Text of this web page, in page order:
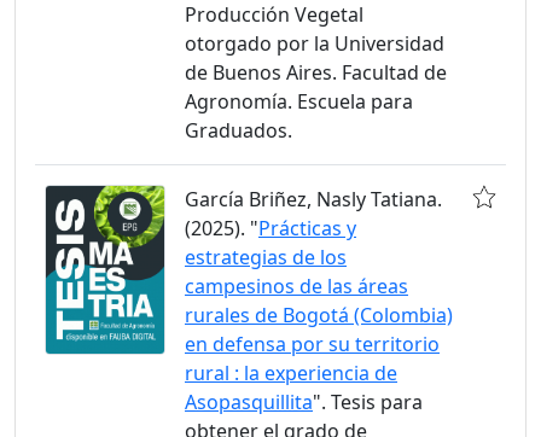
Producción Vegetal
otorgado por la Universidad
de Buenos Aires. Facultad de
Agronomía. Escuela para
Graduados.
García Briñez, Nasly Tatiana.
(2025). "Prácticas y
estrategias de los
campesinos de las áreas
rurales de Bogotá (Colombia)
en defensa por su territorio
rural : la experiencia de
Asopasquillita". Tesis para
obtener el grado de